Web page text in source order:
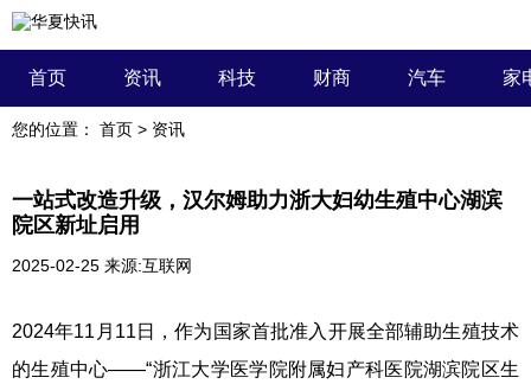
首页 资讯 科技 财商 汽车 家
您的位置： 首页 > 资讯
一站式改造升级，汉尔姆助力浙大妇幼生殖中心湖滨
院区新址启用
2025-02-25 来源:互联网
2024年11月11日，作为国家首批准入开展全部辅助生殖技术
的生殖中心——“浙江大学医学院附属妇产科医院湖滨院区生